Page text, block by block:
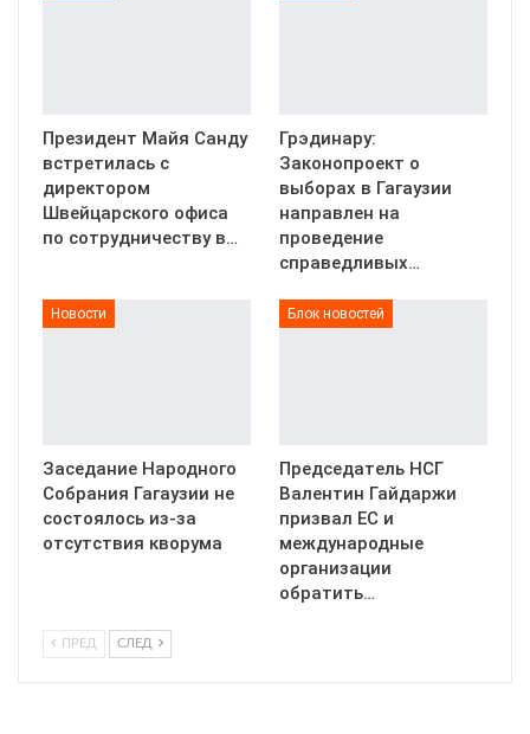
Президент Майя Санду
встретилась с
директором
Швейцарского офиса
по сотрудничеству в…
Грэдинару:
Законопроект о
выборах в Гагаузии
направлен на
проведение
справедливых…
Новости
Заседание Народного
Собрания Гагаузии не
состоялось из-за
отсутствия кворума
Блок новостей
Председатель НСГ
Валентин Гайдаржи
призвал ЕС и
международные
организации
обратить…
ПРЕД СЛЕД